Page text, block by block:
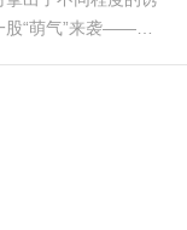
股“萌气”来袭——韩